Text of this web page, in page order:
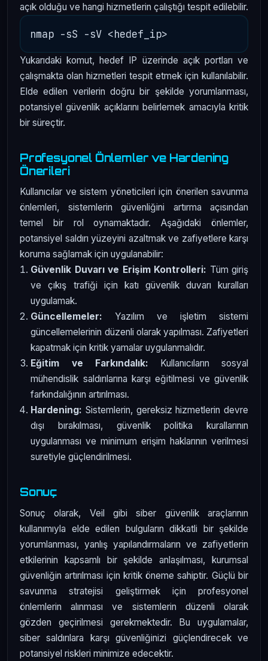
açık olduğu ve hangi hizmetlerin çalıştığı tespit edilebilir.
Yukarıdaki komut, hedef IP üzerinde açık portları ve
çalışmakta olan hizmetleri tespit etmek için kullanılabilir.
Elde edilen verilerin doğru bir şekilde yorumlanması,
potansiyel güvenlik açıklarını belirlemek amacıyla kritik
bir süreçtir.
Profesyonel Önlemler ve Hardening
Önerileri
Kullanıcılar ve sistem yöneticileri için önerilen savunma
önlemleri, sistemlerin güvenliğini artırma açısından
temel bir rol oynamaktadır. Aşağıdaki önlemler,
potansiyel saldırı yüzeyini azaltmak ve zafiyetlere karşı
koruma sağlamak için uygulanabilir:
Güvenlik Duvarı ve Erişim Kontrolleri: Tüm giriş
ve çıkış trafiği için katı güvenlik duvarı kuralları
uygulamak.
Güncellemeler: Yazılım ve işletim sistemi
güncellemelerinin düzenli olarak yapılması. Zafiyetleri
kapatmak için kritik yamalar uygulanmalıdır.
Eğitim ve Farkındalık: Kullanıcıların sosyal
mühendislik saldırılarına karşı eğitilmesi ve güvenlik
farkındalığının artırılması.
Hardening: Sistemlerin, gereksiz hizmetlerin devre
dışı bırakılması, güvenlik politika kurallarının
uygulanması ve minimum erişim haklarının verilmesi
suretiyle güçlendirilmesi.
Sonuç
Sonuç olarak, Veil gibi siber güvenlik araçlarının
kullanımıyla elde edilen bulguların dikkatli bir şekilde
yorumlanması, yanlış yapılandırmaların ve zafiyetlerin
etkilerinin kapsamlı bir şekilde anlaşılması, kurumsal
güvenliğin artırılması için kritik öneme sahiptir. Güçlü bir
savunma stratejisi geliştirmek için profesyonel
önlemlerin alınması ve sistemlerin düzenli olarak
gözden geçirilmesi gerekmektedir. Bu uygulamalar,
siber saldırılara karşı güvenliğinizi güçlendirecek ve
potansiyel riskleri minimize edecektir.